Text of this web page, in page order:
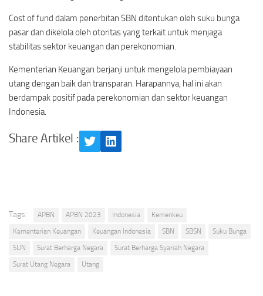
Cost of fund dalam penerbitan SBN ditentukan oleh suku bunga
pasar dan dikelola oleh otoritas yang terkait untuk menjaga
stabilitas sektor keuangan dan perekonomian.
Kementerian Keuangan berjanji untuk mengelola pembiayaan
utang dengan baik dan transparan. Harapannya, hal ini akan
berdampak positif pada perekonomian dan sektor keuangan
Indonesia.
Share Artikel :
TwitterLinkedIn
Tags: APBN APBN 2023 Indonesia
Kemenkeu
Kementerian Keuangan
Keuangan Indonesia SBN SBSN
Suku Bunga
SUN
Surat Berharga Negara
Surat Berharga Syariah Negara
Surat Utang Negara
Utang